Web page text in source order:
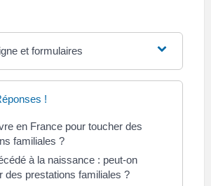
et formulaires
!
en France pour toucher des
familiales ?
à la naissance : peut-on
des prestations familiales ?